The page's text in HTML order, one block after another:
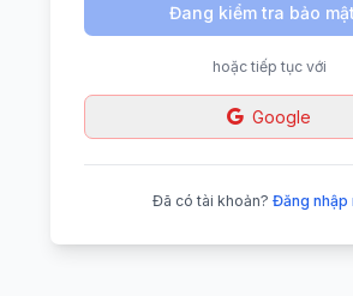
Đang kiểm tra bảo
hoặc tiếp tục với
Google
Đã có tài khoản? Đăng nhập